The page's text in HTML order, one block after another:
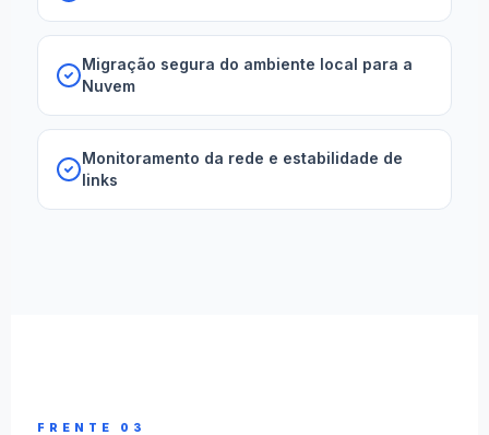
Migração segura do ambiente local para a
Nuvem
Monitoramento da rede e estabilidade de
links
FRENTE 03